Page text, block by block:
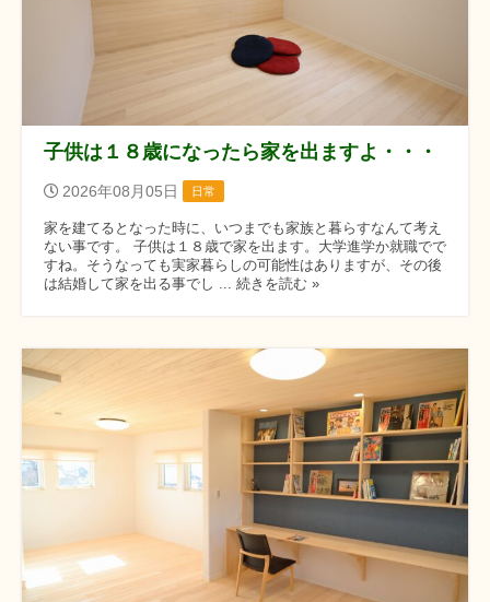
子供は１８歳になったら家を出ますよ・・・
2026年08月05日 日常
家を建てるとなった時に、いつまでも家族と暮らすなんて考え
ない事です。 子供は１８歳で家を出ます。大学進学か就職でで
すね。そうなっても実家暮らしの可能性はありますが、その後
は結婚して家を出る事でし ... 続きを読む »